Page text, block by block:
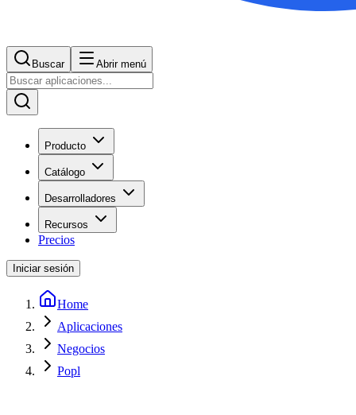
Buscar Abrir menú
Producto
Catálogo
Desarrolladores
Recursos
Precios
Iniciar sesión
Home
Aplicaciones
Negocios
Popl